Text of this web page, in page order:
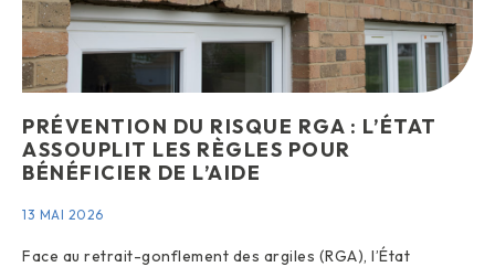
PRÉVENTION DU RISQUE RGA : L’ÉTAT
ASSOUPLIT LES RÈGLES POUR
BÉNÉFICIER DE L’AIDE
13 MAI 2026
Face au retrait-gonflement des argiles (RGA), l’État